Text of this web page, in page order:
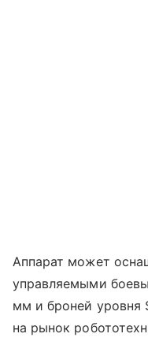
Аппарат может
управляемыми
мм и броней уровня
на рынок